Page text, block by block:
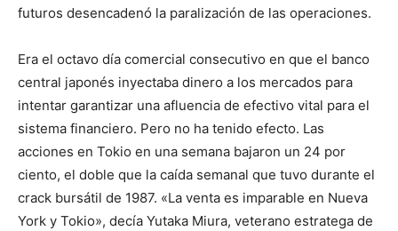
futuros desencadenó la paralización de las operaciones.
Era el octavo día comercial consecutivo en que el banco
central japonés inyectaba dinero a los mercados para
intentar garantizar una afluencia de efectivo vital para el
sistema financiero. Pero no ha tenido efecto. Las
acciones en Tokio en una semana bajaron un 24 por
ciento, el doble que la caída semanal que tuvo durante el
crack bursátil de 1987. «La venta es imparable en Nueva
York y Tokio», decía Yutaka Miura, veterano estratega de